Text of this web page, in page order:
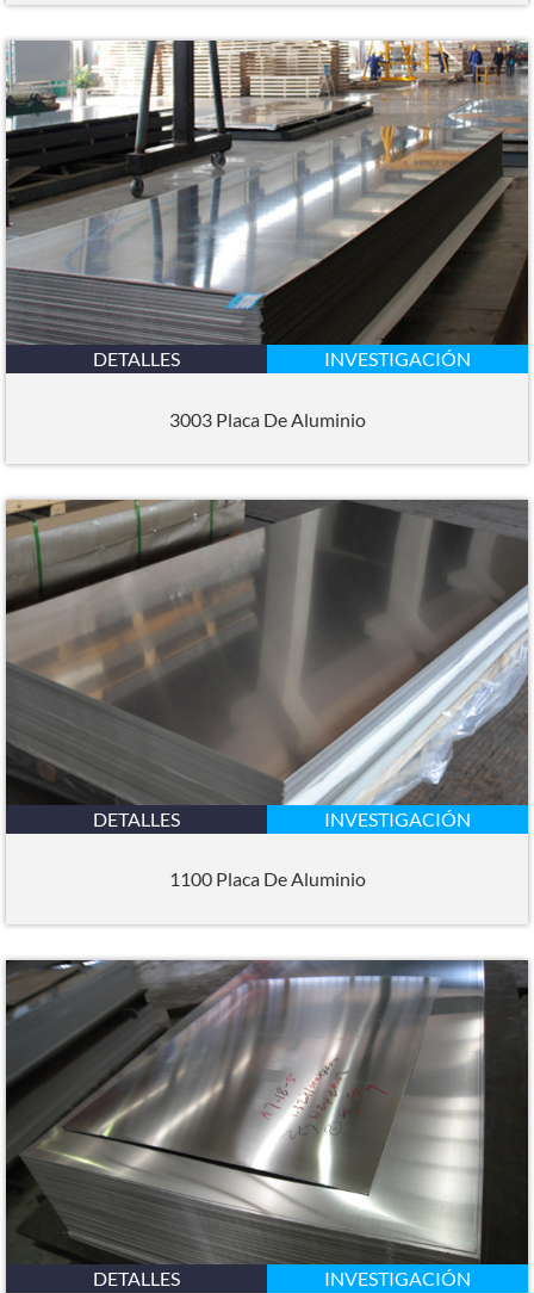
DETALLES INVESTIGACIÓN
3003 Placa De Aluminio
DETALLES INVESTIGACIÓN
1100 Placa De Aluminio
DETALLES INVESTIGACIÓN